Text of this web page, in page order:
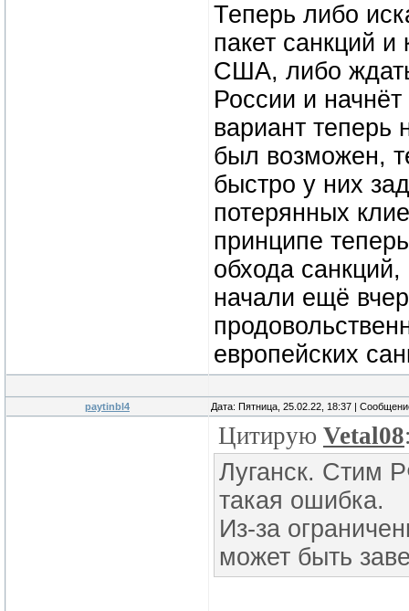
Теперь либо
пакет санкций
США, либо
России и
вариант теперь
был возможен,
быстро у них
потерянных
принципе
обхода
начали ещё
европейских
paytinbl4 Дата: Пятница, 25.02.22, 18:37 |
Цитирую Vetal08
Луганск. Стим
такая ошибка.
Из-за
может быть